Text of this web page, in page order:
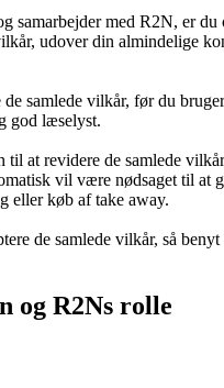
samarbejder med R2N, er du
udover din almindelige
samlede vilkår, før du
god læselyst.
til at revidere de samlede
vil være nødsaget til at
eller køb af take away.
de samlede vilkår, så
og R2Ns rolle